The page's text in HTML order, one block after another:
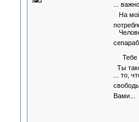
...
На мой
Тебе
Ты
... то,
Вами...